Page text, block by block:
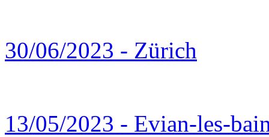
30/06/2023 - Zürich
13/05/2023 - Evian-les-